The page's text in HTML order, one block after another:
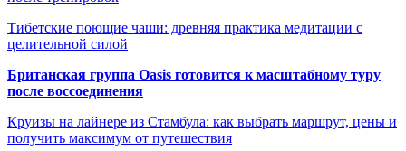
Тибетские поющие чаши: древняя практика медитации с
целительной силой
Британская группа Oasis готовится к масштабному туру
после воссоединения
Круизы на лайнере из Стамбула: как выбрать маршрут, цены и
получить максимум от путешествия